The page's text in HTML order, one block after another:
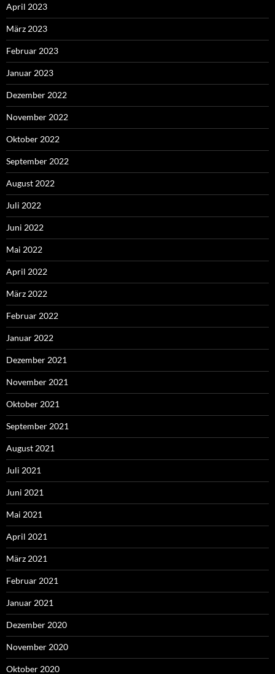
April 2023
März 2023
Februar 2023
Januar 2023
Dezember 2022
November 2022
Oktober 2022
September 2022
August 2022
Juli 2022
Juni 2022
Mai 2022
April 2022
März 2022
Februar 2022
Januar 2022
Dezember 2021
November 2021
Oktober 2021
September 2021
August 2021
Juli 2021
Juni 2021
Mai 2021
April 2021
März 2021
Februar 2021
Januar 2021
Dezember 2020
November 2020
Oktober 2020